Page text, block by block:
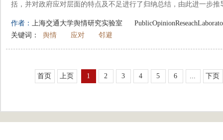
括，并对政府应对层面的特点及不足进行了归纳总结，由此进一步推
作者： 上海交通大学舆情研究实验室
关键词：
舆情 应对 邻避
首页 上页 1 2 3 4 5 6 ... 下页